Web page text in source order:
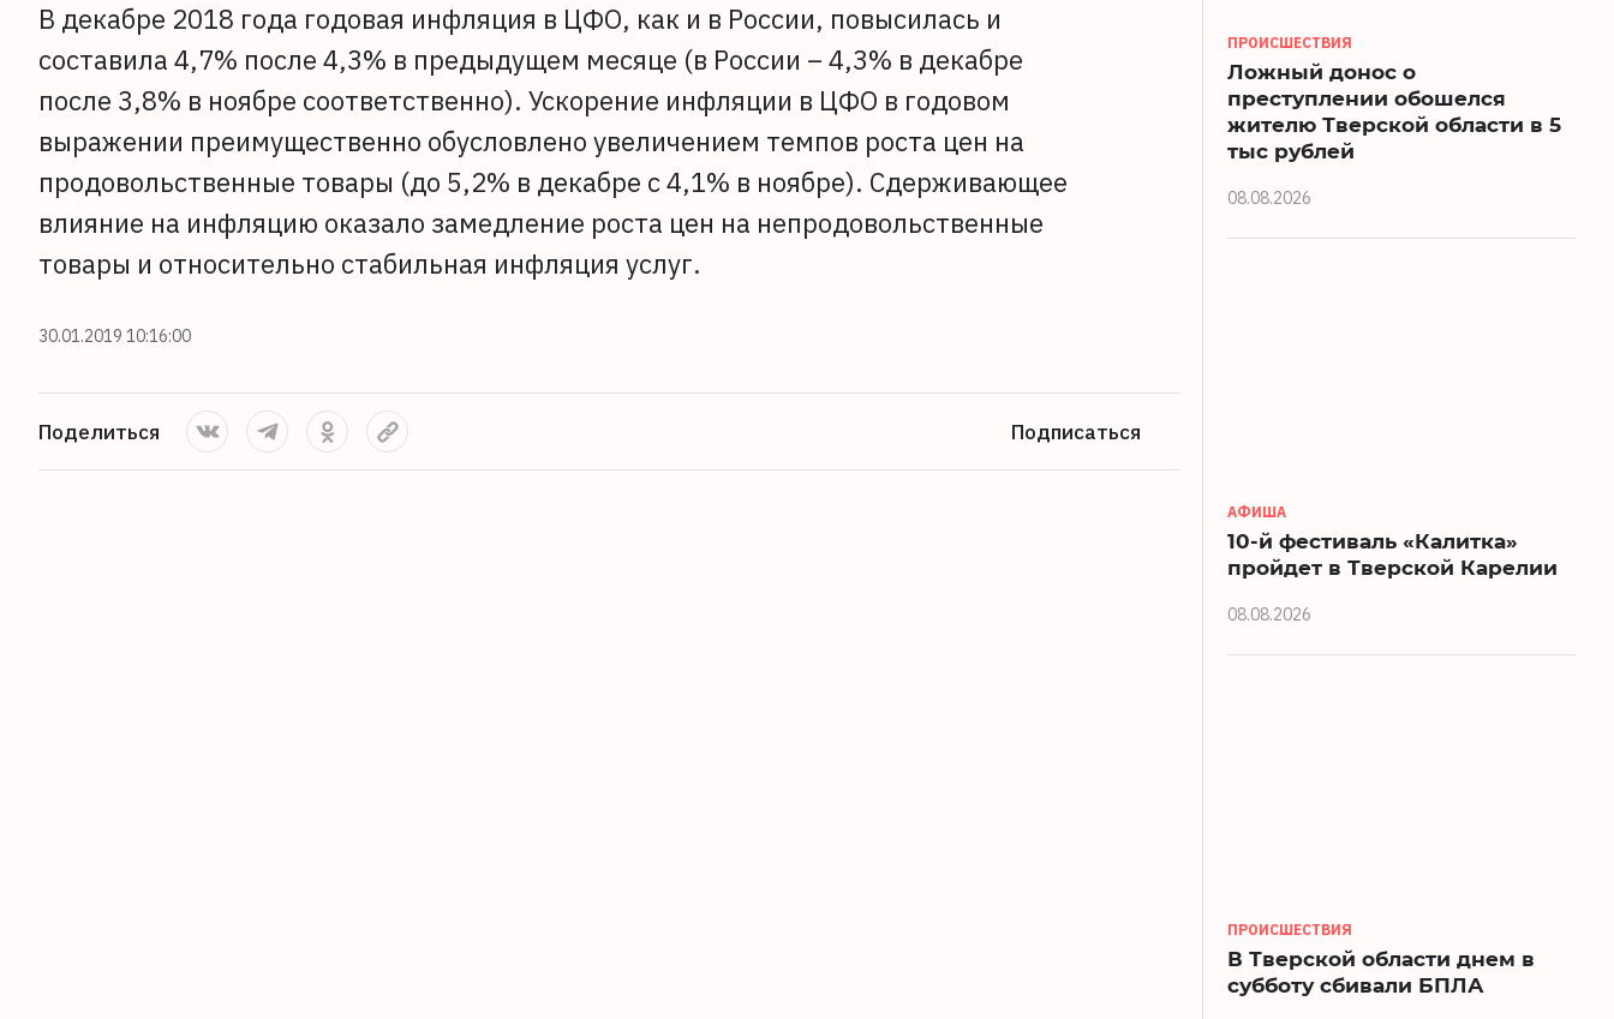
В декабре 2018 года годовая инфляция в ЦФО, как и в России, повысилась и
составила 4,7% после 4,3% в предыдущем месяце (в России – 4,3% в декабре
после 3,8% в ноябре соответственно). Ускорение инфляции в ЦФО в годовом
выражении преимущественно обусловлено увеличением темпов роста цен на
продовольственные товары (до 5,2% в декабре с 4,1% в ноябре). Сдерживающее
влияние на инфляцию оказало замедление роста цен на непродовольственные
товары и относительно стабильная инфляция услуг.
30.01.2019 10:16:00
Поделиться Подписаться
ПРОИСШЕСТВИЯ
Ложный донос о
преступлении обошелся
жителю Тверской области в 5
тыс рублей
08.08.2026
АФИША
10-й фестиваль «Калитка»
пройдет в Тверской Карелии
08.08.2026
ПРОИСШЕСТВИЯ
В Тверской области днем в
субботу сбивали БПЛА